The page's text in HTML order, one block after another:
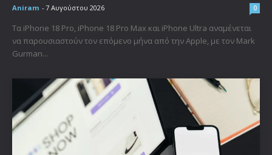
Aniram - 7 Αυγούστου 2026 0
Τα iPhone 18 Pro, iPhone 18 Pro Max και iPhone Ultra αναμένεται
να παρουσιαστούν τον επόμενο μήνα από την Apple, με τον Mark
Gurman...